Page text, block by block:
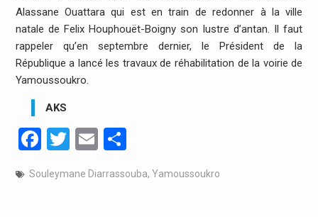
Alassane Ouattara qui est en train de redonner à la ville
natale de Felix Houphouët-Boigny son lustre d’antan. Il faut
rappeler qu’en septembre dernier, le Président de la
République a lancé les travaux de réhabilitation de la voirie de
Yamoussoukro.
AKS
Facebook
Twitter
EmailPartager
Souleymane Diarrassouba, Yamoussoukro